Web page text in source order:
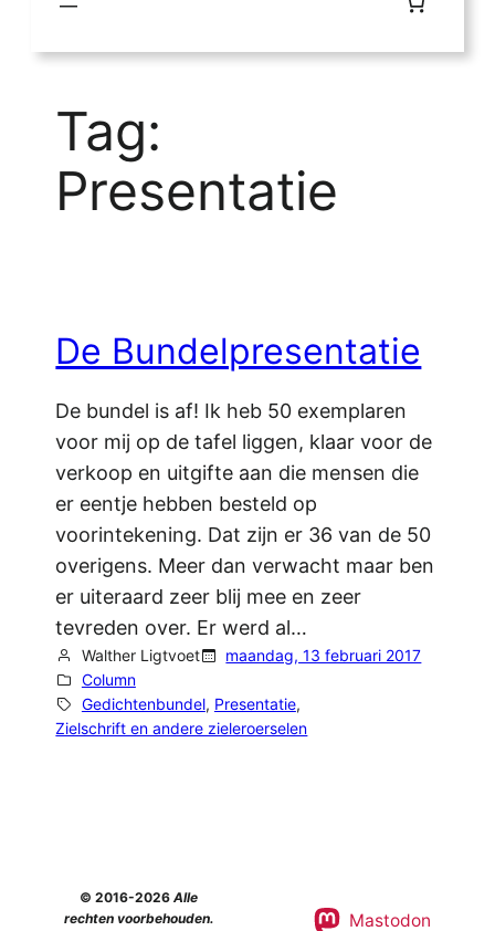
Tag:
Presentatie
De Bundelpresentatie
De bundel is af! Ik heb 50 exemplaren
voor mij op de tafel liggen, klaar voor de
verkoop en uitgifte aan die mensen die
er eentje hebben besteld op
voorintekening. Dat zijn er 36 van de 50
overigens. Meer dan verwacht maar ben
er uiteraard zeer blij mee en zeer
tevreden over. Er werd al…
Walther Ligtvoet
maandag, 13 februari 2017
Column
Gedichtenbundel, Presentatie,
Zielschrift en andere zieleroerselen
© 2016-2026Alle
rechten voorbehouden.
Mastodon